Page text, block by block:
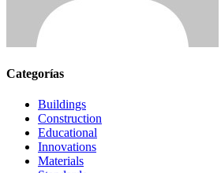
Categorías
Buildings
Construction
Educational
Innovations
Materials